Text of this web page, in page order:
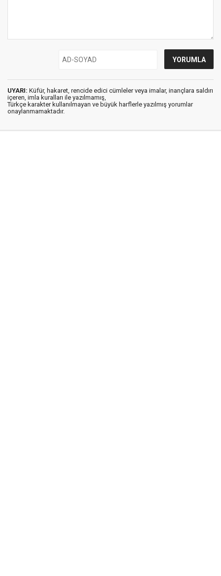
UYARI: Küfür, hakaret, rencide edici cümleler veya imalar, inançlara saldırı
içeren, imla kuralları ile yazılmamış,
Türkçe karakter kullanılmayan ve büyük harflerle yazılmış yorumlar
onaylanmamaktadır.